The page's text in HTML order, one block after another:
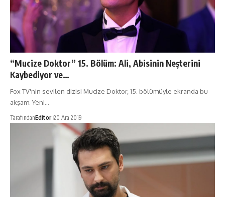
“Mucize Doktor” 15. Bölüm: Ali, Abisinin Neşterini
Kaybediyor ve…
Fox TV'nin sevilen dizisi Mucize Doktor, 15. bölümüyle ekranda bu
akşam. Yeni…
TarafındanEditör 20 Ara 2019